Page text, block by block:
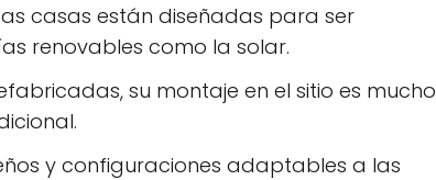
casas están diseñadas para ser
renovables como la solar.
su montaje en el sitio es mucho
y configuraciones adaptables a las